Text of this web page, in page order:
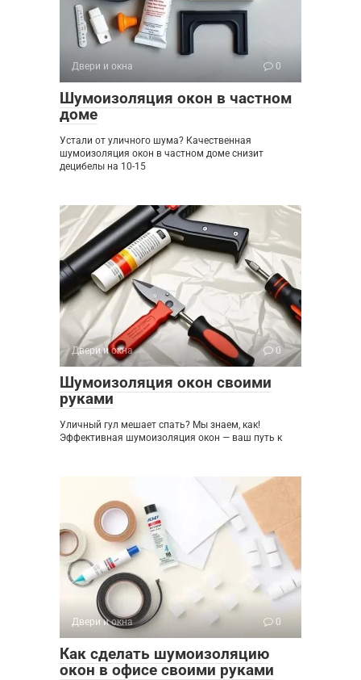
Двери и окна 0
Шумоизоляция окон в частном
доме
Устали от уличного шума? Качественная
шумоизоляция окон в частном доме снизит
децибелы на 10-15
Двери и окна 0
Шумоизоляция окон своими
руками
Уличный гул мешает спать? Мы знаем, как!
Эффективная шумоизоляция окон — ваш путь к
Двери и окна 0
Как сделать шумоизоляцию
окон в офисе своими руками